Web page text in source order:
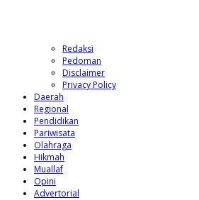
Redaksi
Pedoman
Disclaimer
Privacy Policy
Daerah
Regional
Pendidikan
Pariwisata
Olahraga
Hikmah
Muallaf
Opini
Advertorial